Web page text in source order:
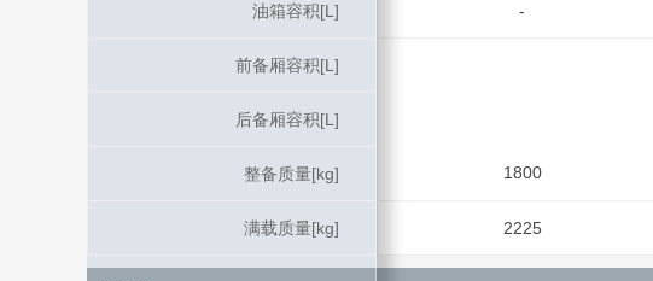
油箱容积[L] -
前备厢容积[L]
后备厢容积[L]
整备质量[kg] 1800
满载质量[kg] 2225
油箱容积[L]
前备厢容积[L]
后备厢容积[L]
整备质量[kg]
满载质量[kg]